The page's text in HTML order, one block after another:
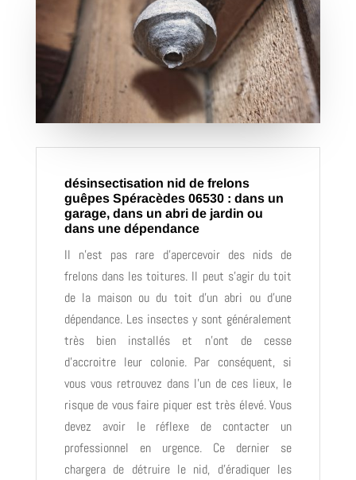
désinsectisation nid de frelons
guêpes Spéracèdes 06530 : dans un
garage, dans un abri de jardin ou
dans une dépendance
Il n’est pas rare d’apercevoir des nids de
frelons dans les toitures. Il peut s’agir du toit
de la maison ou du toit d’un abri ou d’une
dépendance. Les insectes y sont généralement
très bien installés et n’ont de cesse
d’accroitre leur colonie. Par conséquent, si
vous vous retrouvez dans l’un de ces lieux, le
risque de vous faire piquer est très élevé. Vous
devez avoir le réflexe de contacter un
professionnel en urgence. Ce dernier se
chargera de détruire le nid, d’éradiquer les